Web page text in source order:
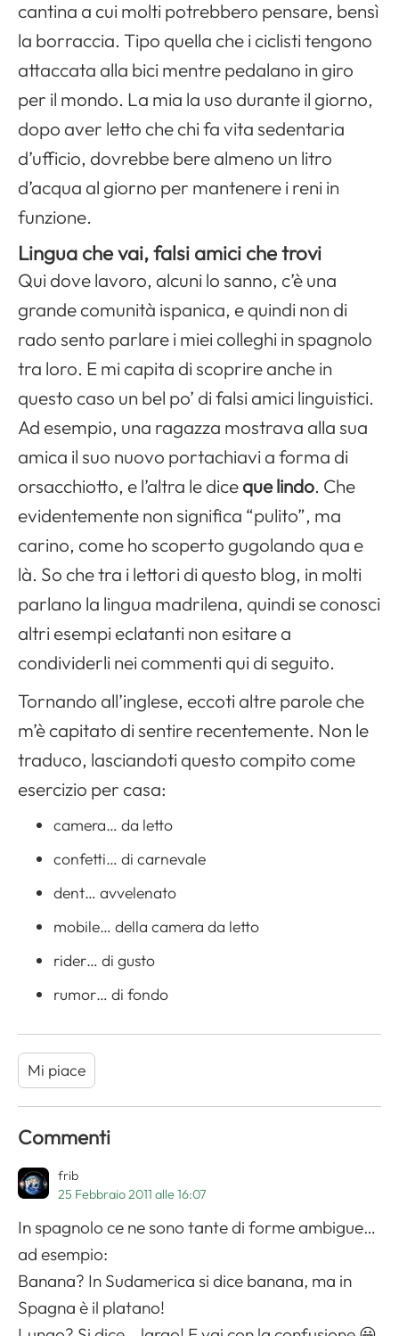
cantina a cui molti potrebbero pensare, bensì
la borraccia. Tipo quella che i ciclisti tengono
attaccata alla bici mentre pedalano in giro
per il mondo. La mia la uso durante il giorno,
dopo aver letto che chi fa vita sedentaria
d’ufficio, dovrebbe bere almeno un litro
d’acqua al giorno per mantenere i reni in
funzione.
Lingua che vai, falsi amici che trovi
Qui dove lavoro, alcuni lo sanno, c’è una
grande comunità ispanica, e quindi non di
rado sento parlare i miei colleghi in spagnolo
tra loro. E mi capita di scoprire anche in
questo caso un bel po’ di falsi amici linguistici.
Ad esempio, una ragazza mostrava alla sua
amica il suo nuovo portachiavi a forma di
orsacchiotto, e l’altra le diceque lindo. Che
evidentemente non significa “pulito”, ma
carino, come ho scoperto gugolando qua e
là. So che tra i lettori di questo blog, in molti
parlano la lingua madrilena, quindi se conosci
altri esempi eclatanti non esitare a
condividerli nei commenti qui di seguito.
Tornando all’inglese, eccoti altre parole che
m’è capitato di sentire recentemente. Non le
traduco, lasciandoti questo compito come
esercizio per casa:
camera… da letto
confetti… di carnevale
dent… avvelenato
mobile… della camera da letto
rider… di gusto
rumor… di fondo
Mi piace
Commenti
frib
25 Febbraio 2011 alle 16:07
In spagnolo ce ne sono tante di forme ambigue…
ad esempio:
Banana? In Sudamerica si dice banana, ma in
Spagna è il platano!